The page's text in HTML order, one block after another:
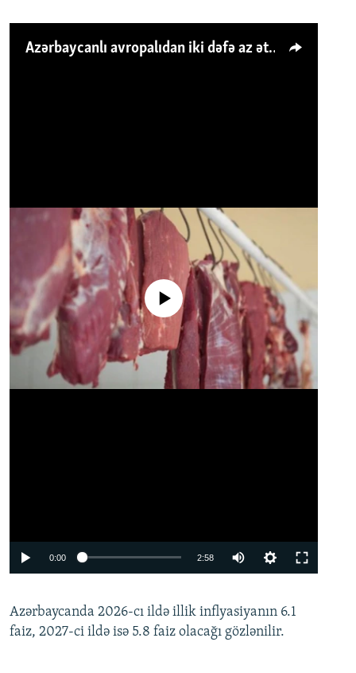
Azərbaycanlı avropalıdan iki dəfə az ət yeyir, amma... 'Qiymət artımı qaçılmazdır'
No media source currently available
0:00 2:58
360p
480p
Azərbaycanda 2026-cı ildə illik inflyasiyanın 6.1
faiz, 2027-ci ildə isə 5.8 faiz olacağı gözlənilir.